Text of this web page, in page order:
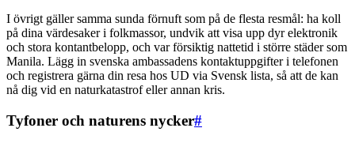
I övrigt gäller samma sunda förnuft som på de flesta resmål: ha koll
på dina värdesaker i folkmassor, undvik att visa upp dyr elektronik
och stora kontantbelopp, och var försiktig nattetid i större städer som
Manila. Lägg in svenska ambassadens kontaktuppgifter i telefonen
och registrera gärna din resa hos UD via Svensk lista, så att de kan
nå dig vid en naturkatastrof eller annan kris.
Tyfoner och naturens nycker#